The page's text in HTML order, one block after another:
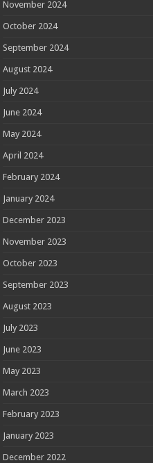
November 2024
October 2024
September 2024
August 2024
July 2024
June 2024
May 2024
April 2024
February 2024
January 2024
December 2023
November 2023
October 2023
September 2023
August 2023
July 2023
June 2023
May 2023
March 2023
February 2023
January 2023
December 2022